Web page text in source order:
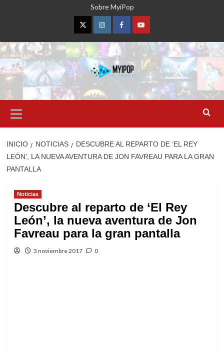
Sobre MyiPop
TwitterInstagramFacebookYouTube
primario
INICIO NOTICIAS
DESCUBRE AL REPARTO DE ‘EL REY
LEÓN’, LA NUEVA AVENTURA DE JON FAVREAU PARA LA GRAN
PANTALLA
Noticias
Descubre al reparto de ‘El Rey
León’, la nueva aventura de Jon
Favreau para la gran pantalla
3 noviembre 2017 0